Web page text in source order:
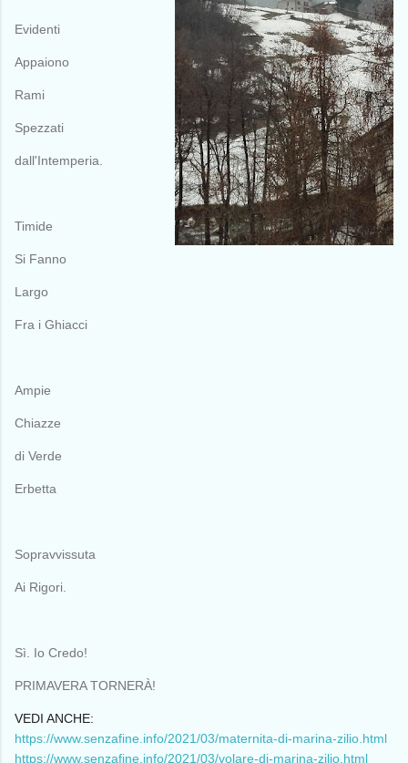
Evidenti
Appaiono
Rami
Spezzati
dall'Intemperia.
Timide
Si Fanno
Largo
Fra i Ghiacci
Ampie
Chiazze
di Verde
Erbetta
Sopravvissuta
Ai Rigori.
Sì. Io Credo!
PRIMAVERA TORNERÀ!
VEDI ANCHE:
https://www.senzafine.info/2021/03/maternita-di-marina-zilio.html
https://www.senzafine.info/2021/03/volare-di-marina-zilio.html